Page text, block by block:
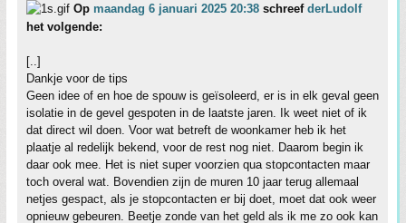
Op maandag 6 januari 2025 20:38 schreef derLudolf
het volgende:
[..]
Dankje voor de tips
Geen idee of en hoe de spouw is geïsoleerd, er is in elk geval geen
isolatie in de gevel gespoten in de laatste jaren. Ik weet niet of ik
dat direct wil doen. Voor wat betreft de woonkamer heb ik het
plaatje al redelijk bekend, voor de rest nog niet. Daarom begin ik
daar ook mee. Het is niet super voorzien qua stopcontacten maar
toch overal wat. Bovendien zijn de muren 10 jaar terug allemaal
netjes gespact, als je stopcontacten er bij doet, moet dat ook weer
opnieuw gebeuren. Beetje zonde van het geld als ik me zo ook kan